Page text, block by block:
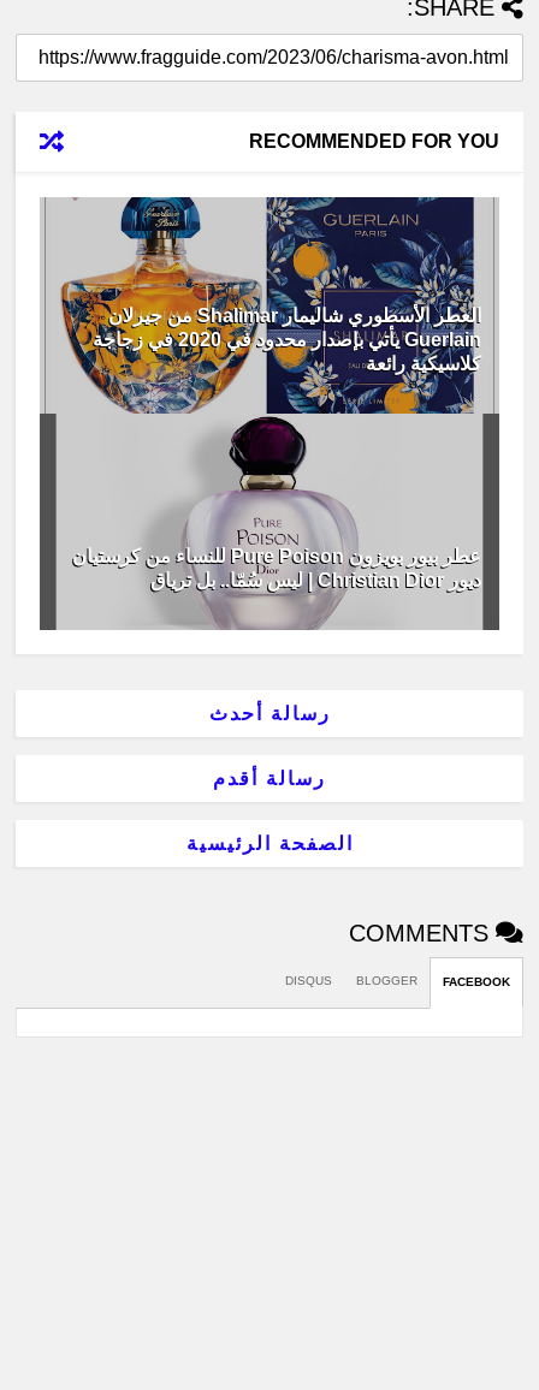
SHARE:
RECOMMENDED FOR YOU
العطر الأسطوري شاليمار Shalimar من جيرلان
Guerlain يأتي بإصدار محدود في 2020 في زجاجة
كلاسيكية رائعة
عطر بيور بويزون Pure Poison للنساء من كرستيان
ديور Christian Dior | ليس سُمّا.. بل ترياق
رسالة أحدث
رسالة أقدم
الصفحة الرئيسية
COMMENTS
FACEBOOK
BLOGGER
DISQUS